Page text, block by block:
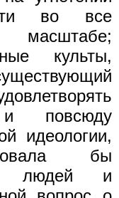
во все
культы,
повсюду
идеологии,
бы
людей и